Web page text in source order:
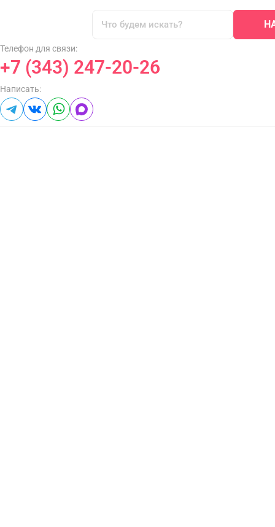
Телефон для связи:
+7 (343) 247-20-26
Написать: